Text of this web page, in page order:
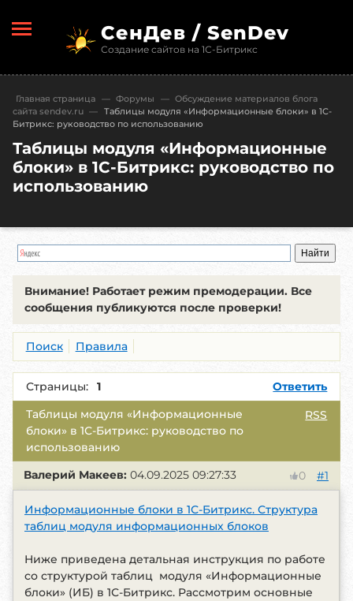
СенДев / SenDev
Создание сайтов на 1С-Битрикс
Главная страница — Форумы — Обсуждение материалов блога
сайта sendev.ru — Таблицы модуля «Информационные блоки» в 1С-
Битрикс: руководство по использованию
Таблицы модуля «Информационные
блоки» в 1С-Битрикс: руководство по
использованию
Внимание! Работает режим премодерации. Все
сообщения публикуются после проверки!
Поиск Правила
Страницы: 1
Ответить
RSS
Таблицы модуля «Информационные
блоки» в 1С-Битрикс: руководство по
использованию
#1
0
Валерий Макеев: 04.09.2025 09:27:33
Информационные блоки в 1С-Битрикс. Структура
таблиц модуля информационных блоков
Ниже приведена детальная инструкция по работе
со структурой таблиц модуля «Информационные
блоки» (ИБ) в 1С-Битрикс. Рассмотрим основные